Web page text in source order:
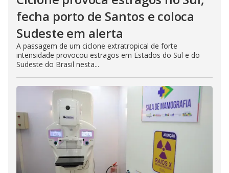
fecha porto de Santos e coloca
Sudeste em alerta
A passagem de um ciclone extratropical de forte
intensidade provocou estragos em Estados do Sul e do
Sudeste do Brasil nesta...